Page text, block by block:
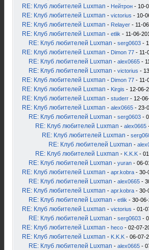
RE: Клуб любителей Luxman - Нейтрон - 10-
RE: Клуб любителей Luxman - victorius - 10-
RE: Клуб любителей Luxman - Relayer - 11-
RE: Клуб любителей Luxman - etlik - 11-06-
RE: Клуб любителей Luxman - serg0603 -
RE: Клуб любителей Luxman - Dimon 77 - 11-
RE: Клуб любителей Luxman - alex0665 -
RE: Клуб любителей Luxman - victorius -
RE: Клуб любителей Luxman - Dimon 77 - 11-
RE: Клуб любителей Luxman - Kirgis - 12-06-
RE: Клуб любителей Luxman - studerr - 12-
RE: Клуб любителей Luxman - alex0665 - 23-
RE: Клуб любителей Luxman - serg0603 -
RE: Клуб любителей Luxman - alex0665
RE: Клуб любителей Luxman -
RE: Клуб любителей Luxman -
RE: Клуб любителей Luxman - K.K.K -
RE: Клуб любителей Luxman - yuran - 06-
RE: Клуб любителей Luxman - apr.kobra - 30-
RE: Клуб любителей Luxman - alex0665 -
RE: Клуб любителей Luxman - apr.kobra - 30-
RE: Клуб любителей Luxman - etlik - 30-
RE: Клуб любителей Luxman - victorius - 01-
RE: Клуб любителей Luxman - serg0603 -
RE: Клуб любителей Luxman - heco - 02-07-
RE: Клуб любителей Luxman - K.K.K - 06-07-
RE: Клуб любителей Luxman - alex0665 -